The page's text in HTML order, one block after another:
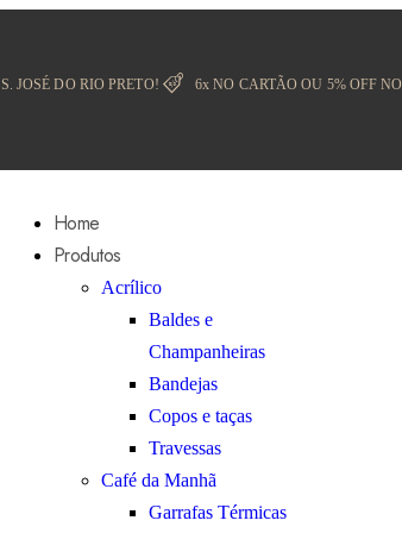
S. JOSÉ DO RIO PRETO!
6x NO CARTÃO OU 5% OFF NO
Home
Produtos
Acrílico
Baldes e
Champanheiras
Bandejas
Copos e taças
Travessas
Café da Manhã
Garrafas Térmicas